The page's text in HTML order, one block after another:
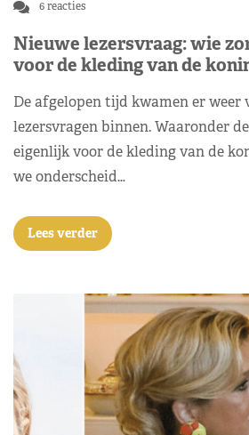
6 reacties
Nieuwe lezersvraag: wie
voor de kleding van de
De afgelopen tijd kwamen er weer
lezersvragen binnen. Waaronder
eigenlijk voor de kleding van de
we onderscheid…
Lees verder